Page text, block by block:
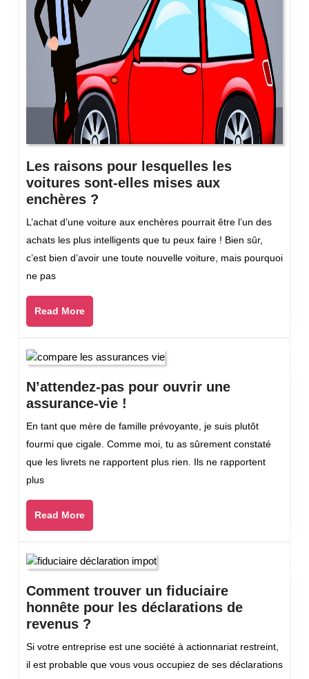
Les raisons pour lesquelles les
voitures sont-elles mises aux
enchères ?
raisons
lesquelles
les
enchères
?
L’achat d’une voiture aux enchères pourrait être l’un des
achats les plus intelligents que tu peux faire ! Bien sûr,
c’est bien d’avoir une toute nouvelle voiture, mais pourquoi
ne pas
Read MoreRead
More
N’attendez-pas pour ouvrir une
assurance-vie !
pas
pour
ouvrir
une
En tant que mère de famille prévoyante, je suis plutôt
fourmi que cigale. Comme moi, tu as sûrement constaté
que les livrets ne rapportent plus rien. Ils ne rapportent
plus
Read MoreRead
More
Comment trouver un fiduciaire
honnête pour les déclarations de
revenus ?
trouver
fiduciaire
Si votre entreprise est une société à actionnariat restreint,
il est probable que vous vous occupiez de ses déclarations